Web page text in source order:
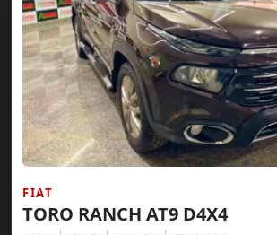
FIAT
TORO RANCH AT9 D4X4